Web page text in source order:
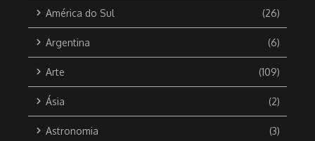
América do Sul (26)
Argentina (6)
Arte (109)
Ásia (2)
Astronomia (3)